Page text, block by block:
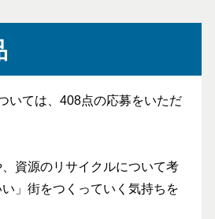
いては、408点の応募をいただ
資源のリサイクルについて考
」街をつくっていく気持ちを